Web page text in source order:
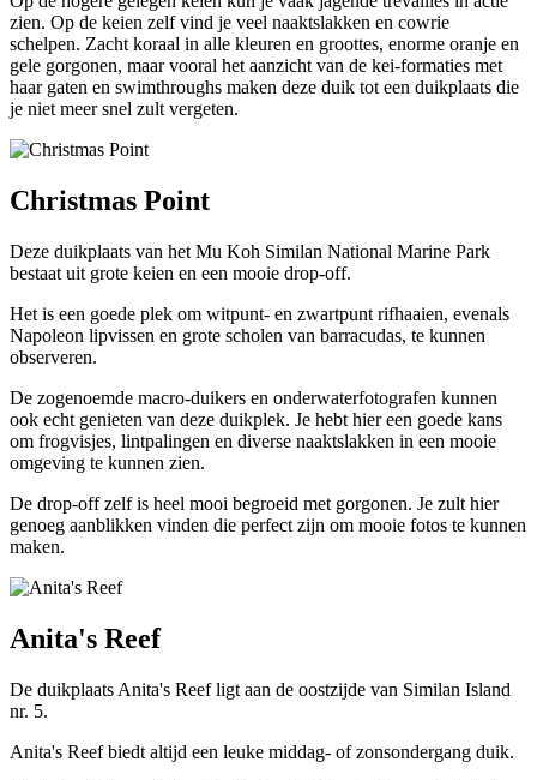
zien. Op de keien zelf vind je veel naaktslakken en cowrie
schelpen. Zacht koraal in alle kleuren en groottes, enorme oranje en
gele gorgonen, maar vooral het aanzicht van de kei-formaties met
haar gaten en swimthroughs maken deze duik tot een duikplaats die
je niet meer snel zult vergeten.
Christmas Point
Deze duikplaats van het Mu Koh Similan National Marine Park
bestaat uit grote keien en een mooie drop-off.
Het is een goede plek om witpunt- en zwartpunt rifhaaien, evenals
Napoleon lipvissen en grote scholen van barracudas, te kunnen
observeren.
De zogenoemde macro-duikers en onderwaterfotografen kunnen
ook echt genieten van deze duikplek. Je hebt hier een goede kans
om frogvisjes, lintpalingen en diverse naaktslakken in een mooie
omgeving te kunnen zien.
De drop-off zelf is heel mooi begroeid met gorgonen. Je zult hier
genoeg aanblikken vinden die perfect zijn om mooie fotos te kunnen
maken.
Anita's Reef
De duikplaats Anita's Reef ligt aan de oostzijde van Similan Island
nr. 5.
Anita's Reef biedt altijd een leuke middag- of zonsondergang duik.